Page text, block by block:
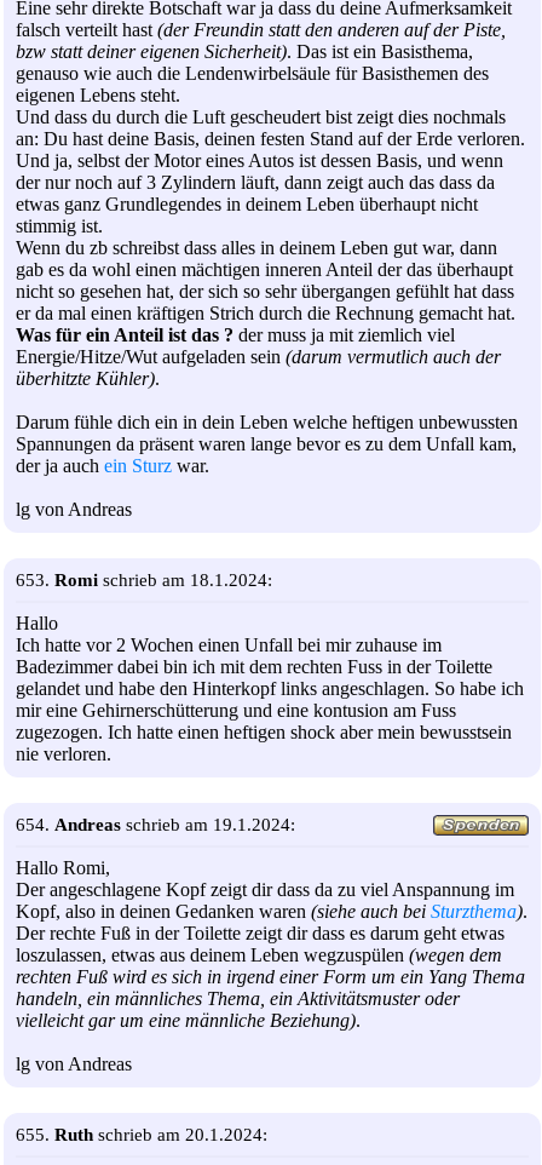
Eine sehr direkte Botschaft war ja dass du deine Aufmerksamkeit
falsch verteilt hast(der Freundin statt den anderen auf der Piste,
bzw statt deiner eigenen Sicherheit). Das ist ein Basisthema,
genauso wie auch die Lendenwirbelsäule für Basisthemen des
eigenen Lebens steht.
Und dass du durch die Luft gescheudert bist zeigt dies nochmals
an: Du hast deine Basis, deinen festen Stand auf der Erde verloren.
Und ja, selbst der Motor eines Autos ist dessen Basis, und wenn
der nur noch auf 3 Zylindern läuft, dann zeigt auch das dass da
etwas ganz Grundlegendes in deinem Leben überhaupt nicht
stimmig ist.
Wenn du zb schreibst dass alles in deinem Leben gut war, dann
gab es da wohl einen mächtigen inneren Anteil der das überhaupt
nicht so gesehen hat, der sich so sehr übergangen gefühlt hat dass
er da mal einen kräftigen Strich durch die Rechnung gemacht hat.
Was für ein Anteil ist das ? der muss ja mit ziemlich viel
Energie/Hitze/Wut aufgeladen sein (darum vermutlich auch der
überhitzte Kühler).
Darum fühle dich ein in dein Leben welche heftigen unbewussten
Spannungen da präsent waren lange bevor es zu dem Unfall kam,
der ja auch ein Sturz war.
lg von Andreas
653. Romi schrieb am 18.1.2024:
Hallo
Ich hatte vor 2 Wochen einen Unfall bei mir zuhause im
Badezimmer dabei bin ich mit dem rechten Fuss in der Toilette
gelandet und habe den Hinterkopf links angeschlagen. So habe ich
mir eine Gehirnerschütterung und eine kontusion am Fuss
zugezogen. Ich hatte einen heftigen shock aber mein bewusstsein
nie verloren.
654. Andreas schrieb am 19.1.2024:
Hallo Romi,
Der angeschlagene Kopf zeigt dir dass da zu viel Anspannung im
Kopf, also in deinen Gedanken waren (siehe auch bei Sturzthema).
Der rechte Fuß in der Toilette zeigt dir dass es darum geht etwas
loszulassen, etwas aus deinem Leben wegzuspülen (wegen dem
rechten Fuß wird es sich in irgend einer Form um ein Yang Thema
handeln, ein männliches Thema, ein Aktivitätsmuster oder
vielleicht gar um eine männliche Beziehung).
lg von Andreas
655. Ruth schrieb am 20.1.2024: